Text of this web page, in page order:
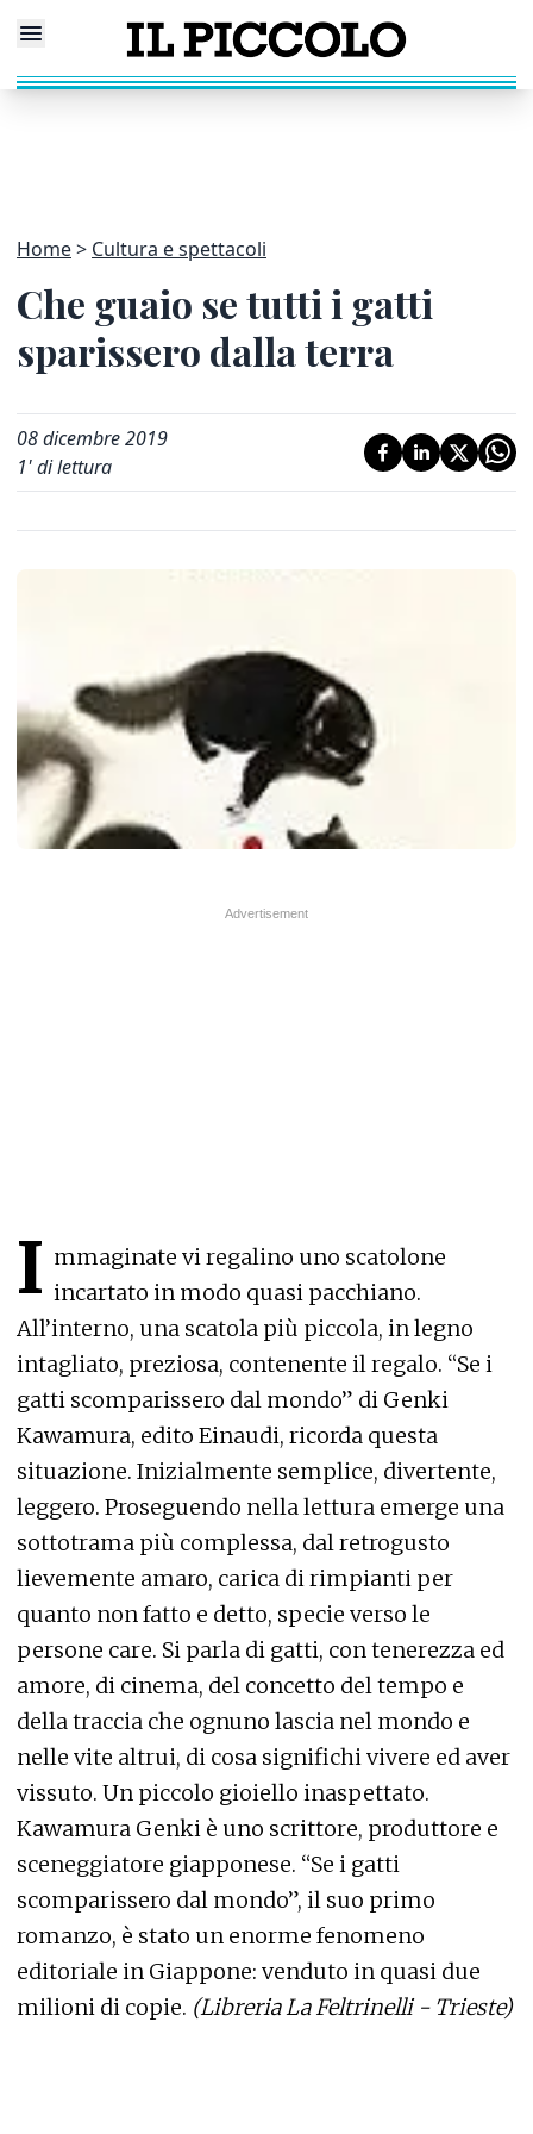
Home Cultura e spettacoli
Che guaio se tutti i gatti
sparissero dalla terra
08 dicembre 2019
1' di lettura
I mmaginate vi regalino uno scatolone
incartato in modo quasi pacchiano.
All’interno, una scatola più piccola, in legno
intagliato, preziosa, contenente il regalo. “Se i
gatti scomparissero dal mondo” di Genki
Kawamura, edito Einaudi, ricorda questa
situazione. Inizialmente semplice, divertente,
leggero. Proseguendo nella lettura emerge una
sottotrama più complessa, dal retrogusto
lievemente amaro, carica di rimpianti per
quanto non fatto e detto, specie verso le
persone care. Si parla di gatti, con tenerezza ed
amore, di cinema, del concetto del tempo e
della traccia che ognuno lascia nel mondo e
nelle vite altrui, di cosa significhi vivere ed aver
vissuto. Un piccolo gioiello inaspettato.
Kawamura Genki è uno scrittore, produttore e
sceneggiatore giapponese. “Se i gatti
scomparissero dal mondo”, il suo primo
romanzo, è stato un enorme fenomeno
editoriale in Giappone: venduto in quasi due
milioni di copie. (Libreria La Feltrinelli - Trieste)